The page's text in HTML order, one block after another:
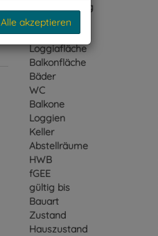
Schlüsselfertig
Fläche
Wohnfläche
Loggiafläche
Balkonfläche
Bäder
WC
Balkone
Loggien
Keller
Abstellräume
HWB
fGEE
gültig bis
Bauart
Zustand
Hauszustand
Alle akzeptieren